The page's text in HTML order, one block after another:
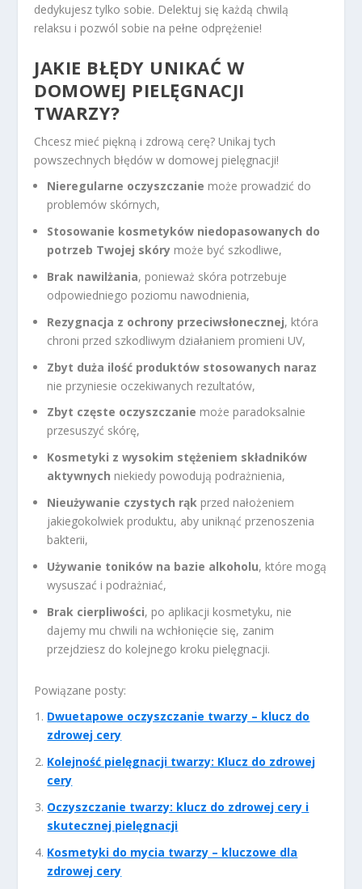
dedykujesz tylko sobie. Delektuj się każdą chwilą
relaksu i pozwól sobie na pełne odprężenie!
JAKIE BŁĘDY UNIKAĆ W
DOMOWEJ PIELĘGNACJI
TWARZY?
Chcesz mieć piękną i zdrową cerę? Unikaj tych
powszechnych błędów w domowej pielęgnacji!
Nieregularne oczyszczanie może prowadzić do
problemów skórnych,
Stosowanie kosmetyków niedopasowanych do
potrzeb Twojej skóry może być szkodliwe,
Brak nawilżania, ponieważ skóra potrzebuje
odpowiedniego poziomu nawodnienia,
Rezygnacja z ochrony przeciwsłonecznej, która
chroni przed szkodliwym działaniem promieni UV,
Zbyt duża ilość produktów stosowanych naraz
nie przyniesie oczekiwanych rezultatów,
Zbyt częste oczyszczanie może paradoksalnie
przesuszyć skórę,
Kosmetyki z wysokim stężeniem składników
aktywnych niekiedy powodują podrażnienia,
Nieużywanie czystych rąk przed nałożeniem
jakiegokolwiek produktu, aby uniknąć przenoszenia
bakterii,
Używanie toników na bazie alkoholu, które mogą
wysuszać i podrażniać,
Brak cierpliwości, po aplikacji kosmetyku, nie
dajemy mu chwili na wchłonięcie się, zanim
przejdziesz do kolejnego kroku pielęgnacji.
Powiązane posty:
Dwuetapowe oczyszczanie twarzy – klucz do
zdrowej cery
Kolejność pielęgnacji twarzy: Klucz do zdrowej
cery
Oczyszczanie twarzy: klucz do zdrowej cery i
skutecznej pielęgnacji
Kosmetyki do mycia twarzy – kluczowe dla
zdrowej cery